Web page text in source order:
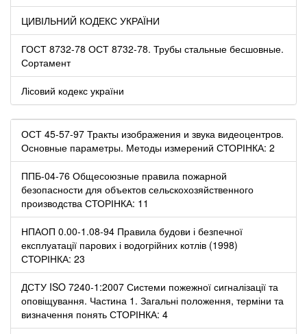
ЦИВІЛЬНИЙ КОДЕКС УКРАЇНИ
ГОСТ 8732-78 ОСТ 8732-78. Трубы стальные бесшовные.
Сортамент
Лісовий кодекс україни
ОСТ 45-57-97 Тракты изображения и звука видеоцентров.
Основные параметры. Методы измерений СТОРІНКА: 2
ППБ-04-76 Общесоюзные правила пожарной
безопасности для объектов сельскохозяйственного
производства СТОРІНКА: 11
НПАОП 0.00-1.08-94 Правила будови і безпечної
експлуатації парових і водогрійних котлів (1998)
СТОРІНКА: 23
ДСТУ ISO 7240-1:2007 Системи пожежної сигналізації та
оповіщування. Частина 1. Загальні положення, терміни та
визначення понять СТОРІНКА: 4